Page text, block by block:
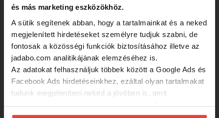
és más marketing eszközökhöz.
A sütik segítenek abban, hogy a tartalmainkat és a neked
megjelenített hirdetéseket személyre tudjuk szabni, de
fontosak a közösségi funkciók biztosításához illetve az
jadabo.com analitikájának elemzéséhez is.
Az adatokat felhasználjuk többek között a Google Ads és
Facebook Ads hirdetéseinkhez, ezáltal olyan tartalmakat
tudunk megjeleníteni neked a jövőben is, amit
biztosításához arra kérünk, hogy engedd meg
Violet Green (6 db/csomag)
1 990 Ft
Upstream Fusion 3" 75mm Gumihal
Violet (6 db/csomag)